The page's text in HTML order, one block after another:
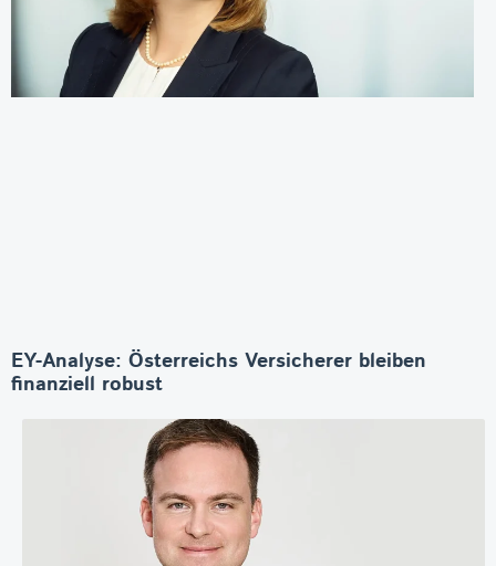
EY-Analyse: Österreichs Versicherer bleiben
finanziell robust